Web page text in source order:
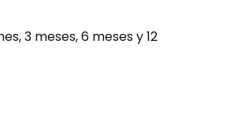
3 meses, 6 meses y 12